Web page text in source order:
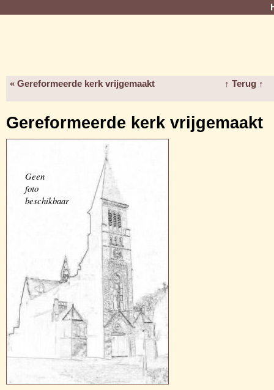
« Gereformeerde kerk vrijgemaakt ↑ Terug ↑
Gereformeerde kerk vrijgemaakt
Geen
foto
beschikbaar